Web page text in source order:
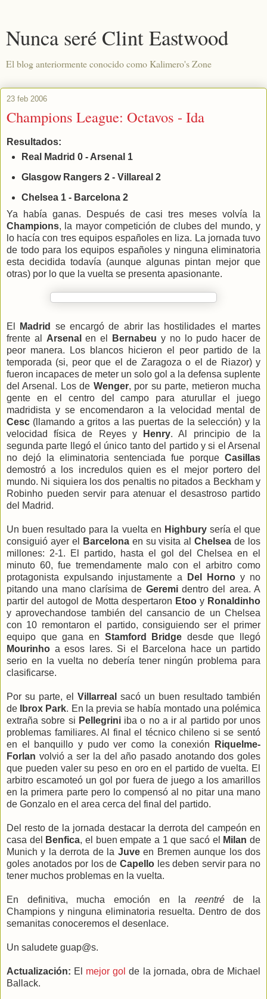
Nunca seré Clint Eastwood
El blog anteriormente conocido como Kalimero's Zone
23 feb 2006
Champions League: Octavos - Ida
Resultados:
Real Madrid 0 - Arsenal 1
Glasgow Rangers 2 - Villareal 2
Chelsea 1 - Barcelona 2
Ya había ganas. Después de casi tres meses volvía la
Champions, la mayor competición de clubes del mundo, y
lo hacía con tres equipos españoles en liza. La jornada tuvo
de todo para los equipos españoles y ninguna eliminatoria
esta decidida todavía (aunque algunas pintan mejor que
otras) por lo que la vuelta se presenta apasionante.
El Madrid
se encargó de abrir las hostilidades el martes
frente al Arsenal en el Bernabeu y no lo pudo hacer de
peor manera. Los blancos hicieron el peor partido de la
temporada (si, peor que el de Zaragoza o el de Riazor) y
fueron incapaces de meter un solo gol a la defensa suplente
del Arsenal. Los de Wenger, por su parte, metieron mucha
gente en el centro del campo para aturullar el juego
madridista y se encomendaron a la velocidad mental de
Cesc (llamando a gritos a las puertas de la selección) y la
velocidad física de Reyes y
Henry. Al principio de la
segunda parte llegó el único tanto del partido y si el Arsenal
no dejó la eliminatoria sentenciada fue porque Casillas
demostró a los incredulos quien es el mejor portero del
mundo. Ni siquiera los dos penaltis no pitados a Beckham y
Robinho pueden servir para atenuar el desastroso partido
del Madrid.
Un buen resultado para la vuelta en Highburysería el que
consiguió ayer el
Barcelonaen su visita alChelsea de los
millones: 2-1. El partido, hasta el gol del Chelsea en el
minuto 60, fue tremendamente malo con el arbitro como
protagonista expulsando injustamente a
Del Horno y no
pitando una mano clarísima de Geremidentro del area. A
partir del autogol de Motta despertaron Etoo y Ronaldinho
y aprovechandose también del cansancio de un Chelsea
con 10 remontaron el partido, consiguiendo ser el primer
equipo que gana en Stamford Bridge desde que llegó
Mourinho a esos lares. Si el Barcelona hace un partido
serio en la vuelta no debería tener ningún problema para
clasificarse.
Por su parte, el Villarreal sacó un buen resultado también
de
Ibrox Park. En la previa se había montado una polémica
extraña sobre si Pellegriniiba o no a ir al partido por unos
problemas familiares. Al final el técnico chileno si se sentó
en el banquillo y pudo ver como la conexión
Riquelme-
Forlan volvió a ser la del año pasado anotando dos goles
que pueden valer su peso en oro en el partido de vuelta. El
arbitro escamoteó un gol por fuera de juego a los amarillos
en la primera parte pero lo compensó al no pitar una mano
de Gonzalo en el area cerca del final del partido.
Del resto de la jornada destacar la derrota del campeón en
casa del
Benfica, el buen empate a 1 que sacó el Milan de
Munich y la derrota de la Juveen Bremen aunque los dos
goles anotados por los de Capello les deben servir para no
tener muchos problemas en la vuelta.
En definitiva, mucha emoción en la reentréde la
Champions y ninguna eliminatoria resuelta. Dentro de dos
semanitas conoceremos el desenlace.
Un saludete guap@s.
Actualización: El mejor gol de la jornada, obra de Michael
Ballack.